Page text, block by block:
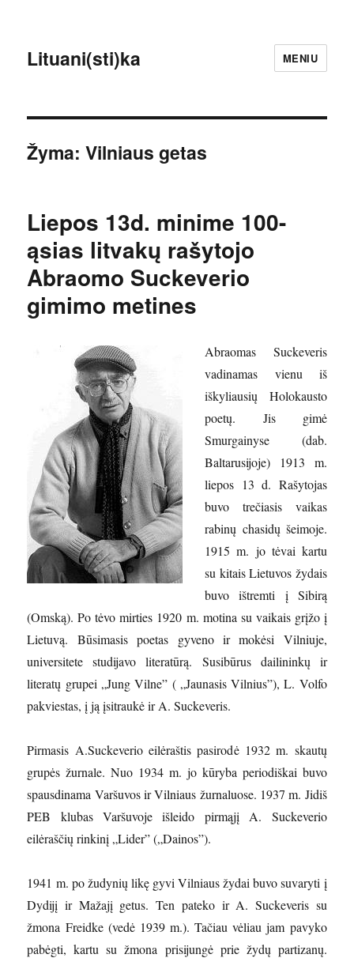
Lituani(sti)ka MENIU
Žyma:Vilniaus getas
Liepos 13d. minime 100-
ąsias litvakų rašytojo
Abraomo Suckeverio
gimimo metines
Abraomas Suckeveris
vadinamas vienu iš
iškyliausių Holokausto
poetų. Jis gimė
Smurgainyse (dab.
Baltarusijoje) 1913 m.
liepos 13 d. Rašytojas
buvo trečiasis vaikas
rabinų chasidų šeimoje.
1915 m. jo tėvai kartu
su kitais Lietuvos žydais
buvo ištremti į Sibirą
(Omską). Po tėvo mirties 1920 m. motina su vaikais grįžo į
Lietuvą. Būsimasis poetas gyveno ir mokėsi Vilniuje,
universitete studijavo literatūrą. Susibūrus dailininkų ir
literatų grupei „Jung Vilne” ( „Jaunasis Vilnius”), L. Volfo
pakviestas, į ją įsitraukė ir A. Suckeveris.
Pirmasis A.Suckeverio eilėraštis pasirodė 1932 m. skautų
grupės žurnale. Nuo 1934 m. jo kūryba periodiškai buvo
spausdinama Varšuvos ir Vilniaus žurnaluose. 1937 m. Jidiš
PEB klubas Varšuvoje išleido pirmąjį A. Suckeverio
eilėraščių rinkinį „Lider” („Dainos”).
1941 m. po žudynių likę gyvi Vilniaus žydai buvo suvaryti į
Dydijį ir Mažajį getus. Ten pateko ir A. Suckeveris su
žmona Freidke (vedė 1939 m.). Tačiau vėliau jam pavyko
pabėgti, kartu su žmona prisijungė prie žydų partizanų.